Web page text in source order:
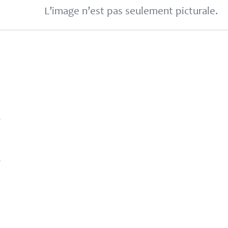
L’image n’est pas seulement picturale.